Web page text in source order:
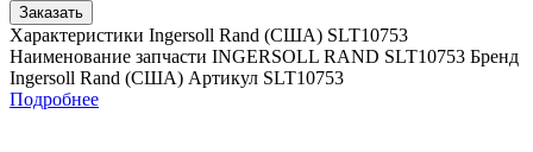
Заказать
Характеристики Ingersoll Rand (США) SLT10753
Наименование запчасти INGERSOLL RAND SLT10753 Бренд
Ingersoll Rand (США) Артикул SLT10753
Подробнее